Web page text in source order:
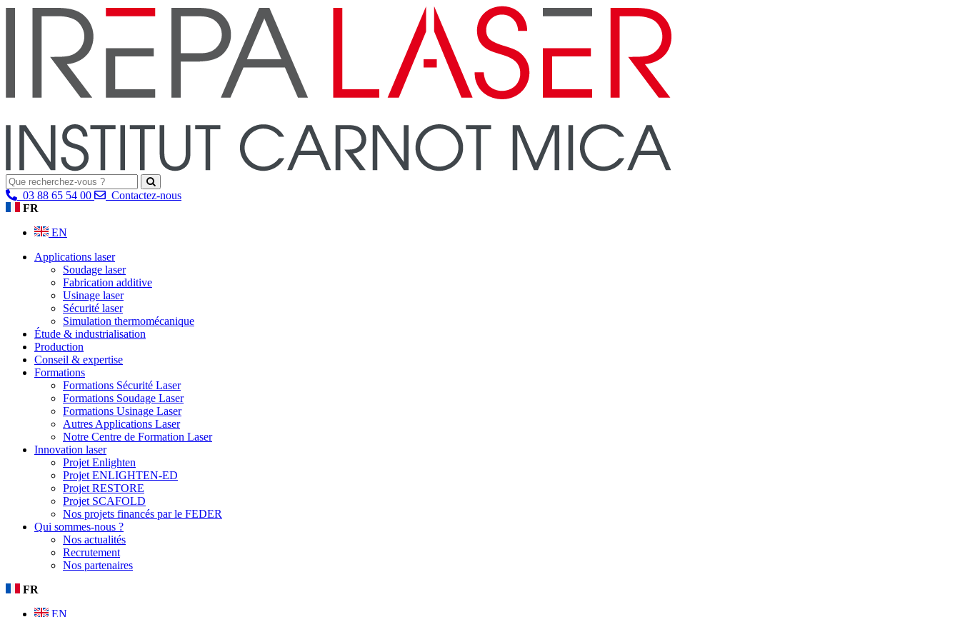
03 88 65 54 00
Contactez-nous
FR
EN
Applications laser
Soudage laser
Fabrication additive
Usinage laser
Sécurité laser
Simulation thermomécanique
Étude & industrialisation
Production
Conseil & expertise
Formations
Formations Sécurité Laser
Formations Soudage Laser
Formations Usinage Laser
Autres Applications Laser
Notre Centre de Formation Laser
Innovation laser
Projet Enlighten
Projet ENLIGHTEN-ED
Projet RESTORE
Projet SCAFOLD
Nos projets financés par le FEDER
Qui sommes-nous ?
Nos actualités
Recrutement
Nos partenaires
FR
EN